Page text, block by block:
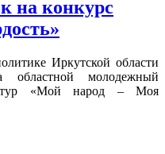
на конкурс
Иркутской области
областной молодежный
«Мой народ – Моя